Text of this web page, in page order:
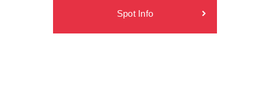
Spot Info